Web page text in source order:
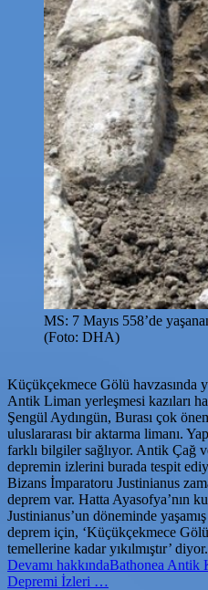
MS: 7 Mayıs 558’de
(Foto: DHA)
Küçükçekmece Gölü havzasında
Antik Liman yerleşmesi kazıları
Şengül Aydıngün, Burası çok
uluslararası bir aktarma limanı.
farklı bilgiler sağlıyor. Antik Çağ
depremin izlerini burada tespit
Bizans İmparatoru Justinianus
deprem var. Hatta Ayasofya’nın
Justinianus’un döneminde
deprem için, ‘Küçükçekmece
temellerine kadar yıkılmıştır’ diyor.
Devamı hakkındaBathonea Antik
Depremi İzleri …